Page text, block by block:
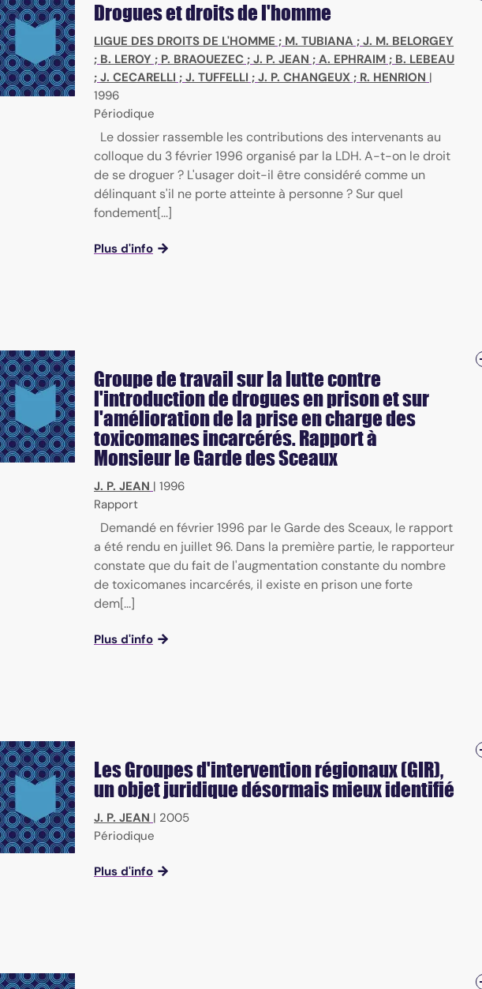
Drogues et droits de l'homme
LIGUE DES DROITS DE L'HOMME ; M. TUBIANA ; J. M. BELORGEY
; B. LEROY ; P. BRAOUEZEC ; J. P. JEAN ; A. EPHRAIM ; B. LEBEAU
; J. CECARELLI ; J. TUFFELLI ; J. P. CHANGEUX ; R. HENRION |
1996
Périodique
Le dossier rassemble les contributions des intervenants au
colloque du 3 février 1996 organisé par la LDH. A-t-on le droit
de se droguer ? L'usager doit-il être considéré comme un
délinquant s'il ne porte atteinte à personne ? Sur quel
fondement[...]
Plus d'info
Groupe de travail sur la lutte contre
l'introduction de drogues en prison et sur
l'amélioration de la prise en charge des
toxicomanes incarcérés. Rapport à
Monsieur le Garde des Sceaux
J. P. JEAN | 1996
Rapport
Demandé en février 1996 par le Garde des Sceaux, le rapport
a été rendu en juillet 96. Dans la première partie, le rapporteur
constate que du fait de l'augmentation constante du nombre
de toxicomanes incarcérés, il existe en prison une forte
dem[...]
Plus d'info
Les Groupes d'intervention régionaux (GIR),
un objet juridique désormais mieux identifié
J. P. JEAN | 2005
Périodique
Plus d'info